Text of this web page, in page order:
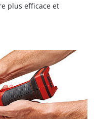
plus efficace et